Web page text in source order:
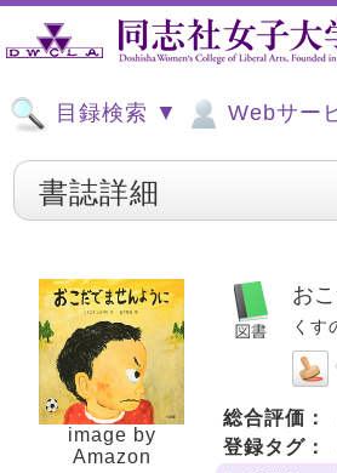
目録検索 ▼ Webサー
書誌詳細
image by
Amazon
お
くす
総合評価：
登録タグ：